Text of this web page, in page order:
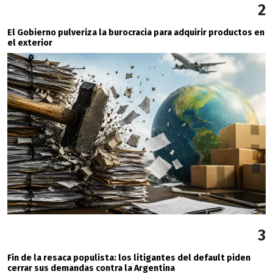
2
El Gobierno pulveriza la burocracia para adquirir productos en
el exterior
3
Fin de la resaca populista: los litigantes del default piden
cerrar sus demandas contra la Argentina